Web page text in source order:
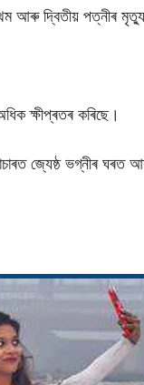
আৰু দ্বিতীয় পত্নীৰ
ক্ষীপ্ৰতৰ কৰিছে।
জ্যেষ্ঠ ভগ্নীৰ